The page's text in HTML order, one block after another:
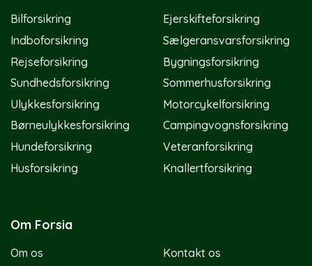
Bilforsikring
Indboforsikring
Rejseforsikring
Sundhedsforsikring
Ulykkesforsikring
Børneulykkesforsikring
Hundeforsikring
Husforsikring
Ejerskifteforsikring
Sælgeransvarsforsikring
Bygningsforsikring
Sommerhusforsikring
Motorcykelforsikring
Campingvognsforsikring
Veteranforsikring
Knallertforsikring
Om Forsia
Om os
Kontakt os